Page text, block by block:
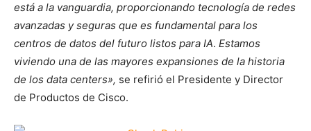
está a la vanguardia, proporcionando tecnología de redes
avanzadas y seguras que es fundamental para los
centros de datos del futuro listos para IA. Estamos
viviendo una de las mayores expansiones de la historia
de los data centers», se refirió el Presidente y Director
de Productos de Cisco.